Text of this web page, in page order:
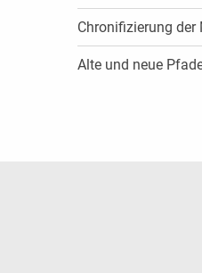
Chronifizierung der
Alte und neue